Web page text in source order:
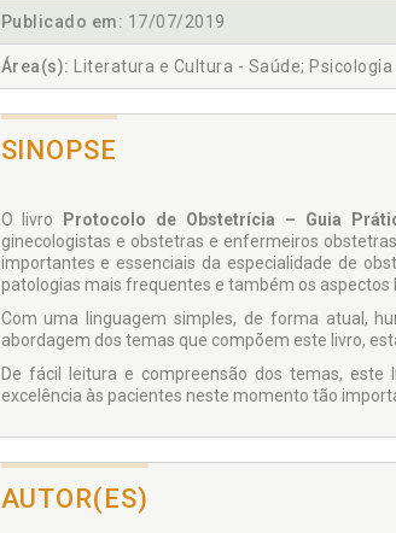
Publicado em: 17/07/2019
Área(s): Literatura e Cultura - Saúde; Psicologia
SINOPSE
O livro Protocolo de Obstetrícia – Guia
ginecologistas e obstetras e enfermeiros
importantes e essenciais da especialidade de
patologias mais frequentes e tam­bém os aspectos
Com uma linguagem simples, de forma atual,
abordagem dos temas que compõem este livro,
De fácil leitura e compreensão dos temas,
excelência às pacientes neste momento tão
AUTOR(ES)